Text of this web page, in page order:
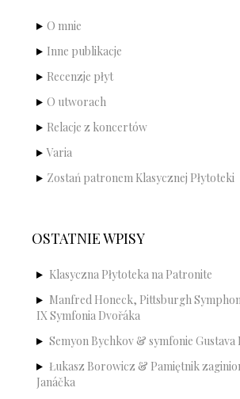
O mnie
Inne publikacje
Recenzje płyt
O utworach
Relacje z koncertów
Varia
Zostań patronem Klasycznej Płytoteki
OSTATNIE WPISY
Klasyczna Płytoteka na Patronite
Manfred Honeck, Pittsburgh
IX Symfonia Dvořáka
Semyon Bychkov & symfonie Gustava
Łukasz Borowicz & Pamiętnik
Janáčka